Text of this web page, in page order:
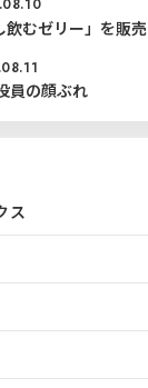
飲むゼリー」を販売
の顔ぶれ
ス